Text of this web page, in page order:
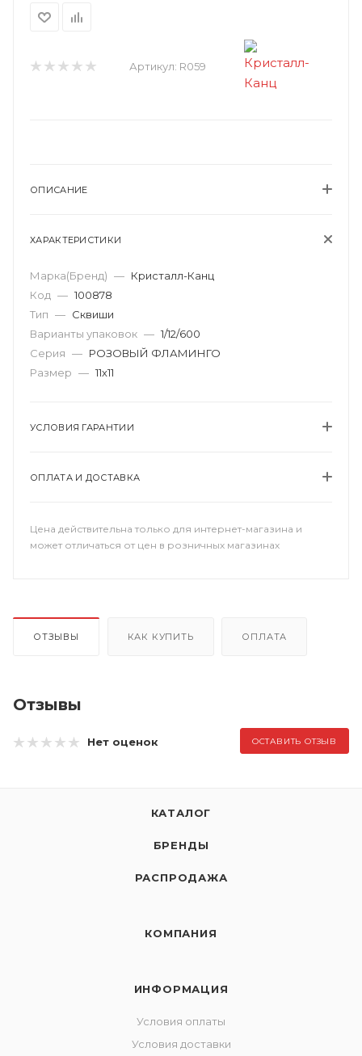
Артикул: R059
ОПИСАНИЕ
ХАРАКТЕРИСТИКИ
Марка(Бренд) — Кристалл-Канц
Код — 100878
Тип — Сквиши
Варианты упаковок — 1/12/600
Серия — РОЗОВЫЙ ФЛАМИНГО
Размер — 11х11
УСЛОВИЯ ГАРАНТИИ
ОПЛАТА И ДОСТАВКА
Цена действительна только для интернет-магазина и
может отличаться от цен в розничных магазинах
ОТЗЫВЫ КАК КУПИТЬ ОПЛАТА
Отзывы
Нет оценок ОСТАВИТЬ ОТЗЫВ
КАТАЛОГ
БРЕНДЫ
РАСПРОДАЖА
КОМПАНИЯ
ИНФОРМАЦИЯ
Условия оплаты
Условия доставки